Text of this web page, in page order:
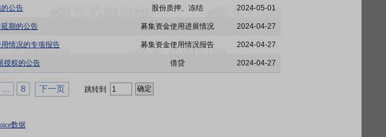
公告 股份质押、冻结 2024-05-01
期的公告 募集资金使用进展情况 2024-04-27
情况的专项报告 募集资金使用情况报告 2024-04-27
授权的公告 借贷 2024-04-27
8 下一页 跳转到
数据